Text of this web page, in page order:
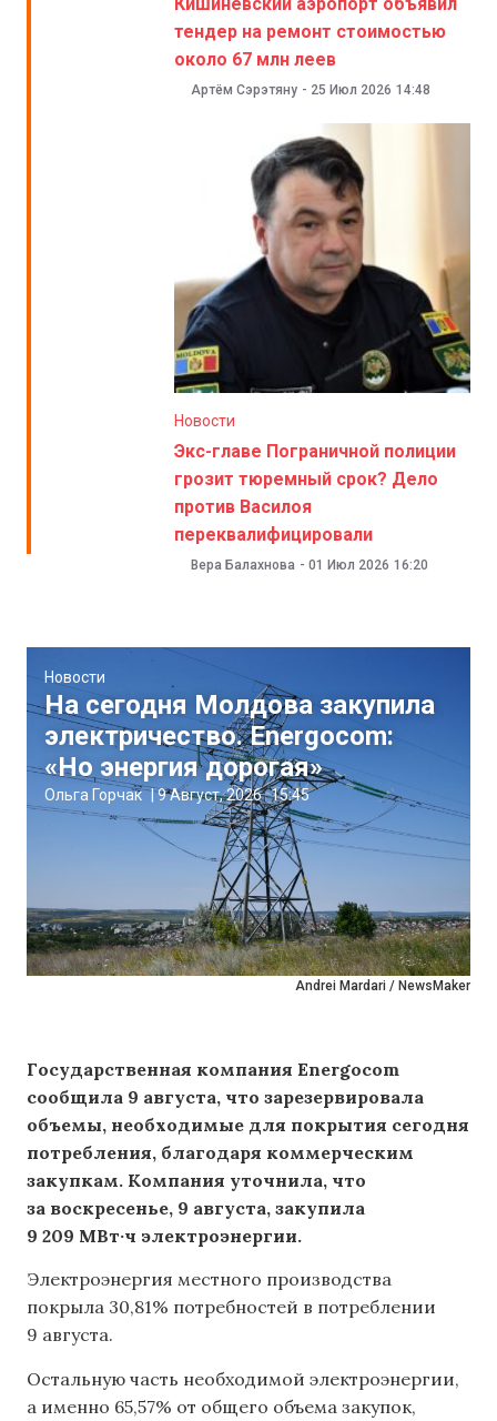
тендер на ремонт стоимостью
около 67 млн леев
Артём Сэрэтяну - 25 Июл 2026 14:48
Новости
Экс-главе Пограничной полиции
грозит тюремный срок? Дело
против Василоя
переквалифицировали
Вера Балахнова - 01 Июл 2026 16:20
Andrei Mardari / NewsMaker
Новости
На сегодня Молдова закупила
электричество. Energocom:
«Но энергия дорогая»
Ольга Горчак |9 Август, 2026 15:45
Государственная компания Energocom
сообщила 9 августа, что зарезервировала
объемы, необходимые для покрытия сегодня
потребления, благодаря коммерческим
закупкам. Компания уточнила, что
за воскресенье, 9 августа, закупила
9 209 МВт·ч электроэнергии.
Электроэнергия местного производства
покрыла 30,81% потребностей в потреблении
9 августа.
Остальную часть необходимой электроэнергии,
а именно 65,57% от общего объема закупок,